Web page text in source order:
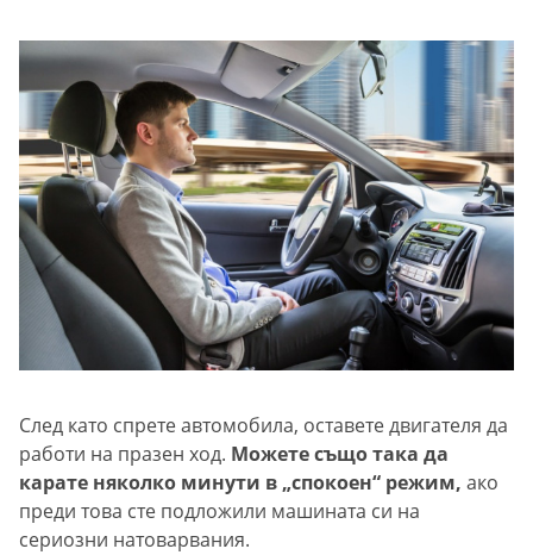
След като спрете автомобила, оставете двигателя да
работи на празен ход. Можете също така да
карате няколко минути в „спокоен“ режим, ако
преди това сте подложили машината си на
сериозни натоварвания.